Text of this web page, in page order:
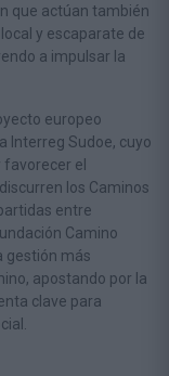
que actúan también
y escaparate de
a impulsar la
europeo
Interreg Sudoe, cuyo
el
los Caminos
entre
Camino
gestión más
apostando por la
clave para